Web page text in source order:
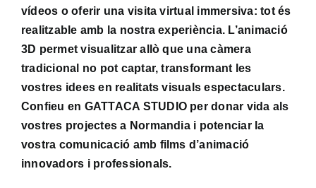
vídeos o oferir una visita virtual immersiva: tot és
realitzable amb la nostra experiència. L’animació
3D permet visualitzar allò que una càmera
tradicional no pot captar, transformant les
vostres idees en realitats visuals espectaculars.
Confieu en GATTACA STUDIO per donar vida als
vostres projectes a Normandia i potenciar la
vostra comunicació amb films d’animació
innovadors i professionals.